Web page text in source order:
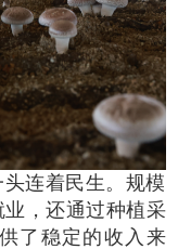
连着民生。规模
，还通过种植采
了稳定的收入来